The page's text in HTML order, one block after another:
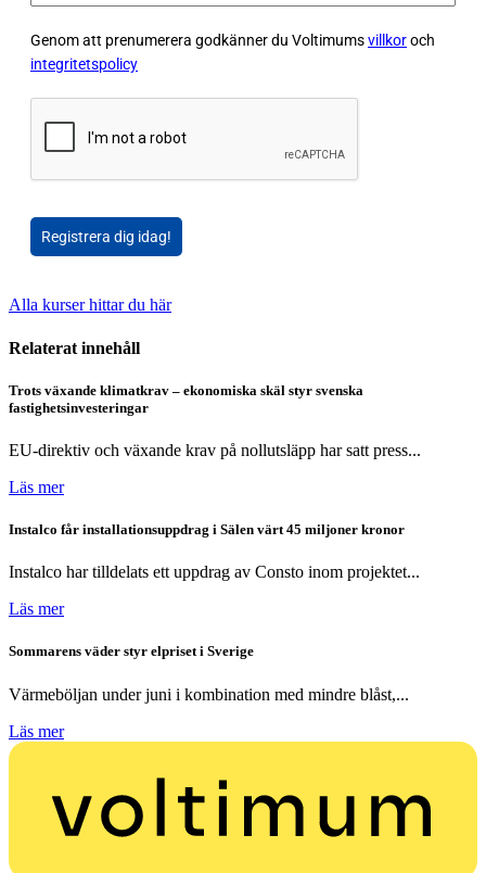
Genom att prenumerera godkänner du Voltimumsvillkoroch
integritetspolicy
Registrera dig idag!
Alla kurser hittar du här
Relaterat innehåll
Trots växande klimatkrav – ekonomiska skäl styr svenska
fastighetsinvesteringar
EU-direktiv och växande krav på nollutsläpp har satt press...
Läs mer
Instalco får installationsuppdrag i Sälen värt 45 miljoner kronor
Instalco har tilldelats ett uppdrag av Consto inom projektet...
Läs mer
Sommarens väder styr elpriset i Sverige
Värmeböljan under juni i kombination med mindre blåst,...
Läs mer